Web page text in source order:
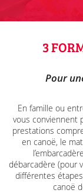
3
Pour
En famille ou
vous conviennent
prestations
en canoë, le
débarcadère (pour
différentes
canoë